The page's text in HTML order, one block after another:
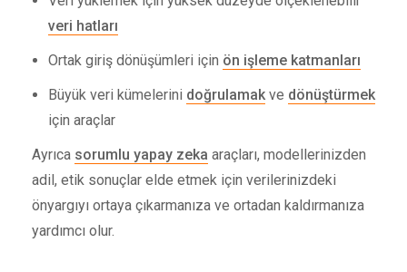
veri hatları
Ortak giriş dönüşümleri için ön işleme katmanları
Büyük veri kümelerini doğrulamakve dönüştürmek
için araçlar
Ayrıca sorumlu yapay zeka araçları, modellerinizden
adil, etik sonuçlar elde etmek için verilerinizdeki
önyargıyı ortaya çıkarmanıza ve ortadan kaldırmanıza
yardımcı olur.